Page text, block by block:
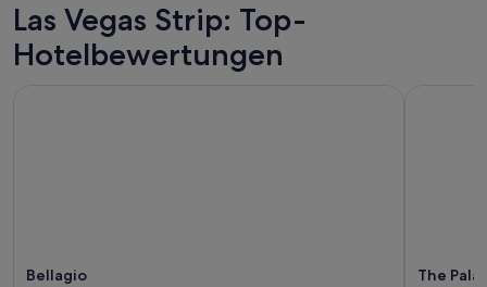
Las Vegas Strip: Top-
Hotelbewertungen
Bellagio The